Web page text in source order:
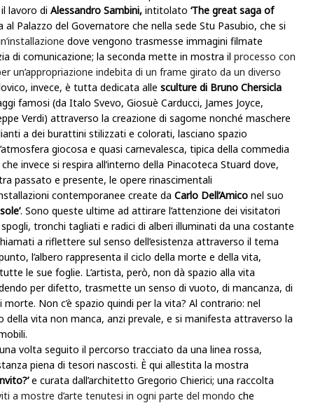
lavoro di Alessandro Sambini, intitolato ‘The great saga of
al Palazzo del Governatore che nella sede Stu Pasubio, che si
dove vengono trasmesse immagini filmate
di comunicazione; la seconda mette in mostra il processo con
un’appropriazione indebita di un frame girato da un diverso
invece, è tutta dedicata alle sculture di Bruno Chersicla
famosi (da Italo Svevo, Giosuè Carducci, James Joyce,
Verdi) attraverso la creazione di sagome nonché maschere
a dei burattini stilizzati e colorati, lasciano spazio
giocosa e quasi carnevalesca, tipica della commedia
invece si respira all’interno della Pinacoteca Stuard dove,
passato e presente, le opere rinascimentali
contemporanee create da Carlo Dell’Amico nel suo
. Sono queste ultime ad attirare l’attenzione dei visitatori
tronchi tagliati e radici di alberi illuminati da una costante
a riflettere sul senso dell’esistenza attraverso il tema
l’albero rappresenta il ciclo della morte e della vita,
le sue foglie. L’artista, però, non dà spazio alla vita
per difetto, trasmette un senso di vuoto, di mancanza, di
Non c’è spazio quindi per la vita? Al contrario: nel
della vita non manca, anzi prevale, e si manifesta attraverso la
volta seguito il percorso tracciato da una linea rossa,
piena di tesori nascosti. È qui allestita la mostra
e curata dall’architetto Gregorio Chierici; una raccolta
a mostre d’arte tenutesi in ogni parte del mondo che